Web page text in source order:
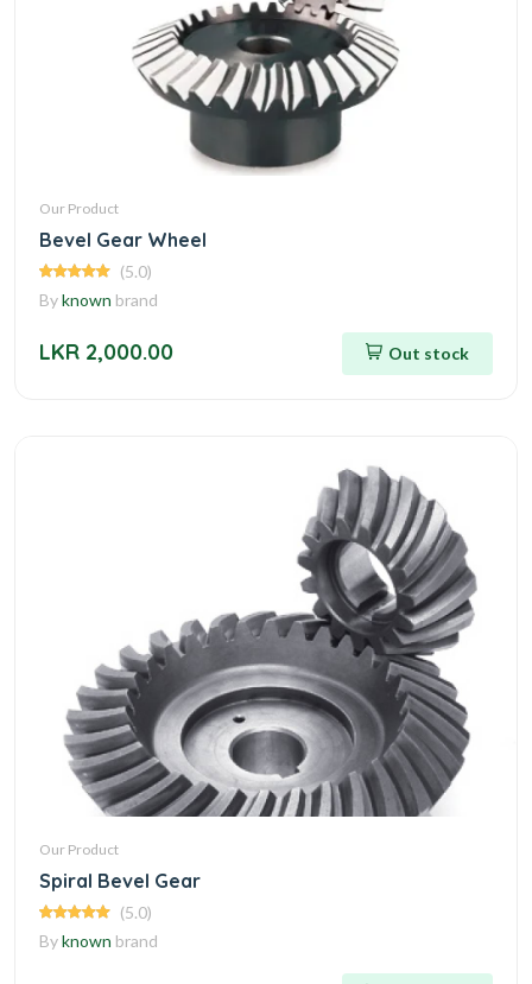
Our Product
Bevel Gear Wheel
(5.0)
Byknown brand
LKR 2,000.00 Out stock
Our Product
Spiral Bevel Gear
(5.0)
Byknown brand